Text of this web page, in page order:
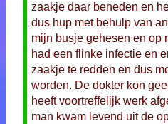
zaakje daar beneden en
dus hup met behulp van
mijn busje gehesen en op
had een flinke infectie en
zaakje te redden en dus
worden. De dokter kon
heeft voortreffelijk werk
man kwam levend uit de